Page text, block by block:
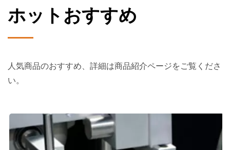
ホットおすすめ
人気商品のおすすめ、詳細は商品紹介ページをご覧くださ
い。